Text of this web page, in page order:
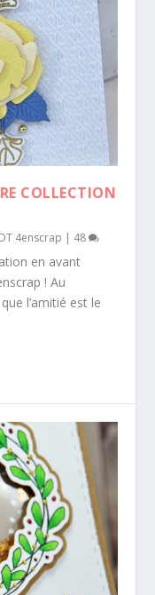
COLLECTION
DT 4enscrap | 48
en avant
! Au
l’amitié est le